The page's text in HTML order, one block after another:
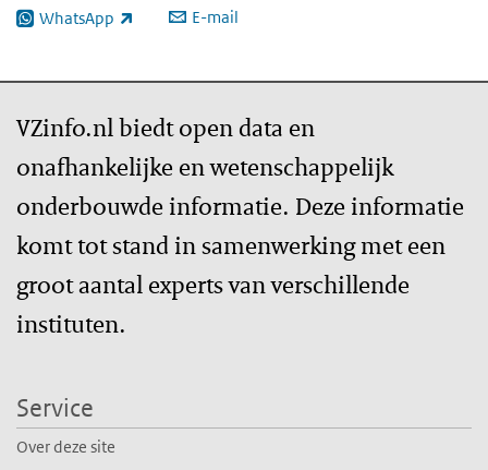
WhatsApp
(externe link) E-mail
VZinfo.nl biedt open data en
onafhankelijke en wetenschappelijk
onderbouwde informatie. Deze informatie
komt tot stand in samenwerking met een
groot aantal experts van verschillende
instituten.
Service
Over deze site